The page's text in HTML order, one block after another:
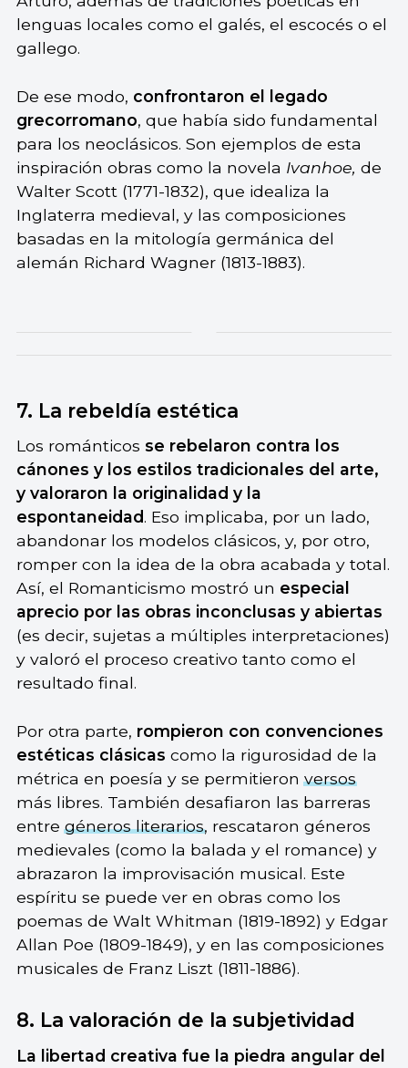
lenguas locales como el galés, el escocés o el
gallego.
De ese modo, confrontaron el legado
grecorromano, que había sido fundamental
para los neoclásicos. Son ejemplos de esta
inspiración obras como la novela Ivanhoe, de
Walter Scott (1771-1832), que idealiza la
Inglaterra medieval, y las composiciones
basadas en la mitología germánica del
alemán Richard Wagner (1813-1883).
7. La rebeldía estética
Los románticos se rebelaron contra los
cánones y los estilos tradicionales del arte,
y valoraron la originalidad y la
espontaneidad. Eso implicaba, por un lado,
abandonar los modelos clásicos, y, por otro,
romper con la idea de la obra acabada y total.
Así, el Romanticismo mostró un especial
aprecio por las obras inconclusas y abiertas
(es decir, sujetas a múltiples interpretaciones)
y valoró el proceso creativo tanto como el
resultado final.
Por otra parte, rompieron con convenciones
estéticas clásicas como la rigurosidad de la
métrica en poesía y se permitieronversos
más libres. También desafiaron las barreras
entregéneros literarios, rescataron géneros
medievales (como la balada y el romance) y
abrazaron la improvisación musical. Este
espíritu se puede ver en obras como los
poemas de Walt Whitman (1819-1892) y Edgar
Allan Poe (1809-1849), y en las composiciones
musicales de Franz Liszt (1811-1886).
8. La valoración de la subjetividad
La libertad creativa fue la piedra angular del